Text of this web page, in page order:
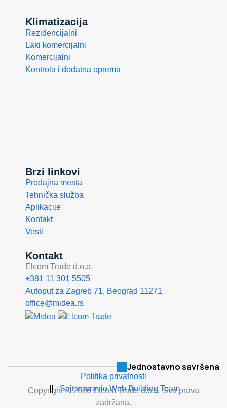
Klimatizacija
Rezidencijalni
Laki komercijalni
Komercijalni
Kontrola i dodatna oprema
Brzi linkovi
Prodajna mesta
Tehnička služba
Aplikacije
Kontakt
Vesti
Kontakt
Elcom Trade d.o.o.
+381 11 301 5505
Autoput za Zagreb 71, Beograd 11271
office@midea.rs
Jednostavno savršena
Copyright © 2026 Elcom Trade d.o.o. Sva prava
zadržana.
Politika privatnosti
Sajt napravio Web Building Team